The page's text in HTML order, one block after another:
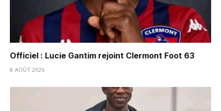
Officiel : Lucie Gantim rejoint Clermont Foot 63
8 AOÛT 2026